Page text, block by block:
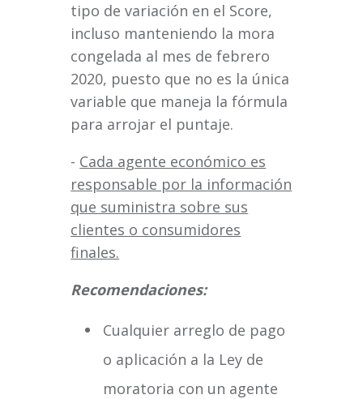
tipo de variación en el Score,
incluso manteniendo la mora
congelada al mes de febrero
2020, puesto que no es la única
variable que maneja la fórmula
para arrojar el puntaje.
- Cada agente económico es
responsable por la información
que suministra sobre sus
clientes o consumidores
finales.
Recomendaciones:
Cualquier arreglo de pago
o aplicación a la Ley de
moratoria con un agente